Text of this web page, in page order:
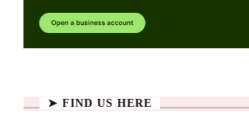
➤ FIND US HERE